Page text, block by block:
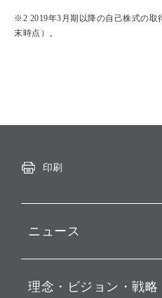
※2 2019年3月期以降の自己株式の取
末時点）。
印刷
ニュース
お知らせ
理念・ビジョン・戦略